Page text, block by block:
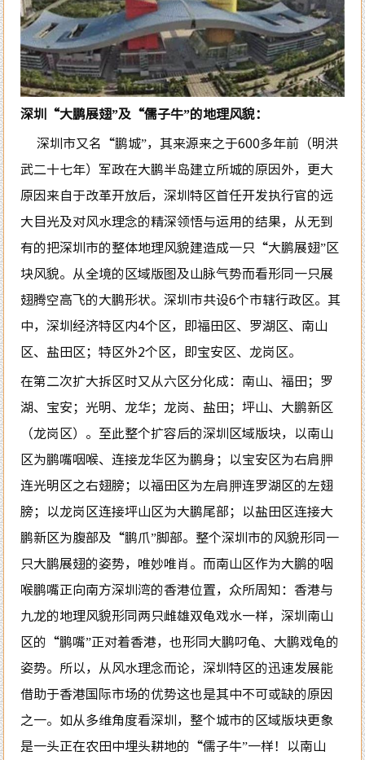
深圳“大鹏展翅”及“儒子牛”的地理风貌：
深圳市又名“鹏城”，其来源来之于600多年前（明洪
武二十七年）军政在大鹏半岛建立所城的原因外，更大
原因来自于改革开放后，深圳特区首任开发执行官的远
大目光及对风水理念的精深领悟与运用的结果，从无到
有的把深圳市的整体地理风貌建造成一只“大鹏展翅”区
块风貌。从全境的区域版图及山脉气势而看形同一只展
翅腾空高飞的大鹏形状。深圳市共设6个市辖行政区。其
中，深圳经济特区内4个区，即福田区、罗湖区、南山
区、盐田区；特区外2个区，即宝安区、龙岗区。
在第二次扩大拆区时又从六区分化成：南山、福田；罗
湖、宝安；光明、龙华；龙岗、盐田；坪山、大鹏新区
（龙岗区）。至此整个扩容后的深圳区域版块，以南山
区为鹏嘴咽喉、连接龙华区为鹏身；以宝安区为右肩胛
连光明区之右翅膀；以福田区为左肩胛连罗湖区的左翅
膀；以龙岗区连接坪山区为大鹏尾部；以盐田区连接大
鹏新区为腹部及“鹏爪”脚部。整个深圳市的风貌形同一
只大鹏展翅的姿势，唯妙唯肖。而南山区作为大鹏的咽
喉鹏嘴正向南方深圳湾的香港位置，众所周知：香港与
九龙的地理风貌形同两只雌雄双龟戏水一样，深圳南山
区的“鹏嘴”正对着香港，也形同大鹏叼龟、大鹏戏龟的
姿势。所以，从风水理念而论，深圳特区的迅速发展能
借助于香港国际市场的优势这也是其中不可或缺的原因
之一。如从多维角度看深圳，整个城市的区域版块更象
是一头正在农田中埋头耕地的“儒子牛”一样！以南山